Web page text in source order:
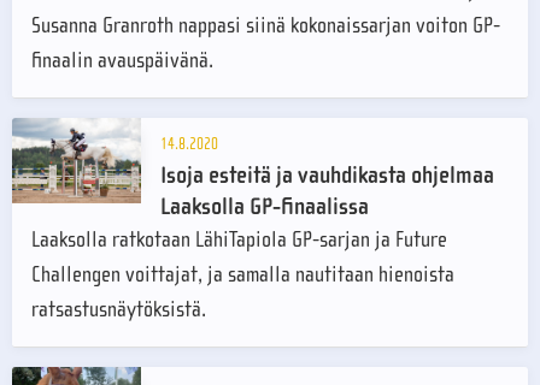
Susanna Granroth nappasi siinä kokonaissarjan voiton GP-
finaalin avauspäivänä.
14.8.2020
Isoja esteitä ja vauhdikasta ohjelmaa
Laaksolla GP-finaalissa
Laaksolla ratkotaan LähiTapiola GP-sarjan ja Future
Challengen voittajat, ja samalla nautitaan hienoista
ratsastusnäytöksistä.